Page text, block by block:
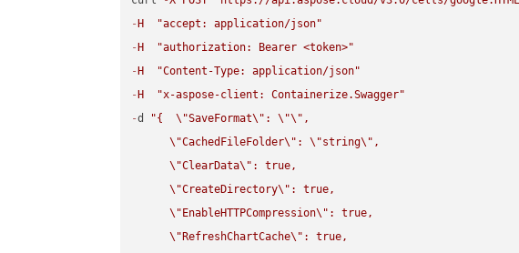
- H
"accept: application/json"
- H
"authorization: Bearer <token>"
- H
"Content-Type: application/json"
- H
"x-aspose-client: Containerize.Swagger"
-d "{ \"SaveFormat\" : \"\" ,
\"CachedFileFolder\" : \"string\" ,
\"ClearData\" : true,
\"CreateDirectory\" : true,
\" EnableHTTPCompression\" : true,
\" RefreshChartCache\" : true,